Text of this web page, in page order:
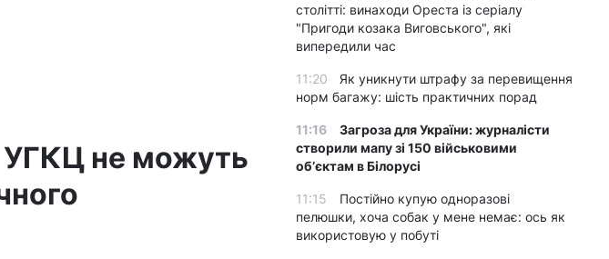
УГКЦ не можуть
столітті: винаходи Ореста із серіалу
"Пригоди козака Виговського", які
випередили час
11:20
Як уникнути штрафу за перевищення
норм багажу: шість практичних порад
11:16
Загроза для України: журналісти
створили мапу зі 150 військовими
обʼєктам в Білорусі
11:15
Постійно купую одноразові
пелюшки, хоча собак у мене немає: ось як
використовую у побуті